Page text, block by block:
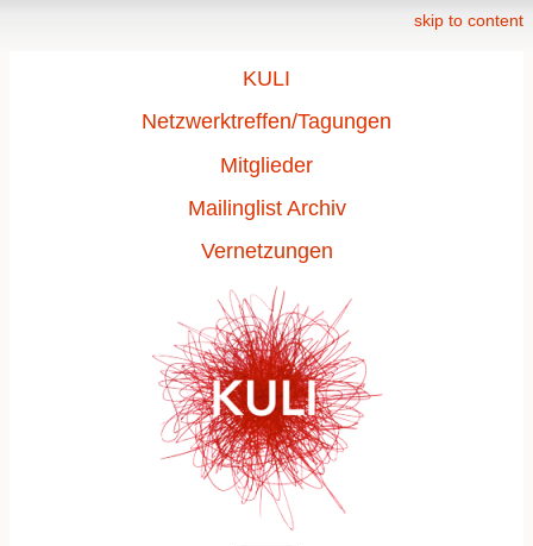
skip to content
KULI
Netzwerktreffen/Tagungen
Mitglieder
Mailinglist Archiv
Vernetzungen